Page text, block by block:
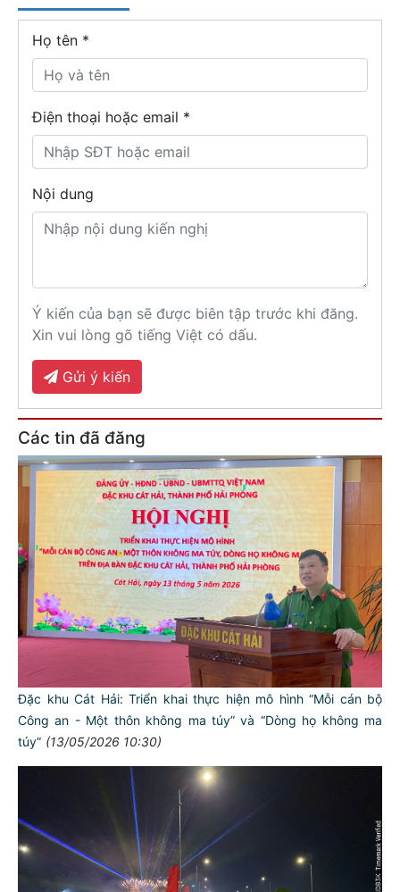
Họ tên *
Điện thoại hoặc email *
Nội dung
Ý kiến của bạn sẽ được biên tập trước khi đăng.
Xin vui lòng gõ tiếng Việt có dấu.
Gửi ý kiến
Các tin đã đăng
Đặc khu Cát Hải: Triển khai thực hiện mô hình “Mỗi cán bộ
Công an - Một thôn không ma túy” và “Dòng họ không ma
túy” (13/05/2026 10:30)